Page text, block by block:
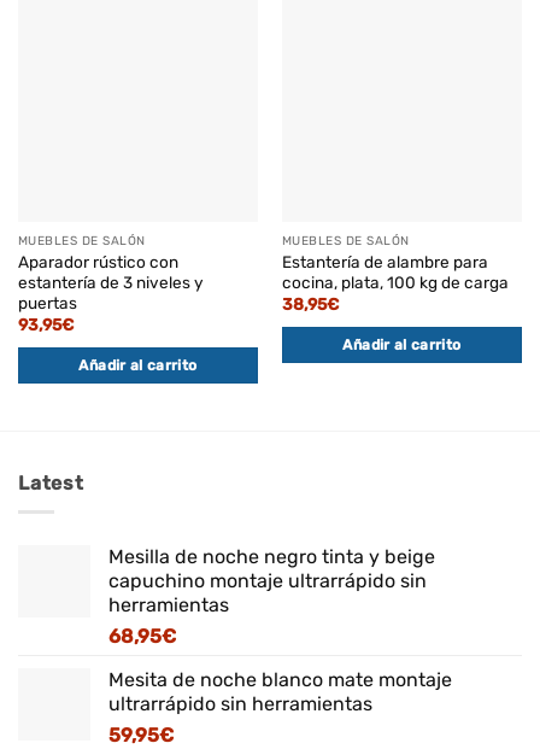
MUEBLES DE SALÓN
Aparador rústico con
estantería de 3 niveles y
puertas
93,95€
Añadir al carrito
MUEBLES DE SALÓN
Estantería de alambre para
cocina, plata, 100 kg de carga
38,95€
Añadir al carrito
Latest
Mesilla de noche negro tinta y beige
capuchino montaje ultrarrápido sin
herramientas
68,95€
Mesita de noche blanco mate montaje
ultrarrápido sin herramientas
59,95€